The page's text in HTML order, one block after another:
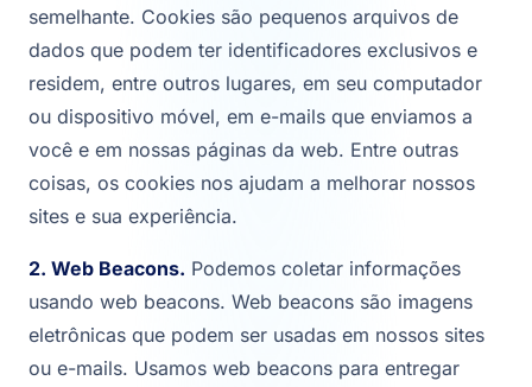
semelhante. Cookies são pequenos arquivos de
dados que podem ter identificadores exclusivos e
residem, entre outros lugares, em seu computador
ou dispositivo móvel, em e-mails que enviamos a
você e em nossas páginas da web. Entre outras
coisas, os cookies nos ajudam a melhorar nossos
sites e sua experiência.
2. Web Beacons. Podemos coletar informações
usando web beacons. Web beacons são imagens
eletrônicas que podem ser usadas em nossos sites
ou e-mails. Usamos web beacons para entregar